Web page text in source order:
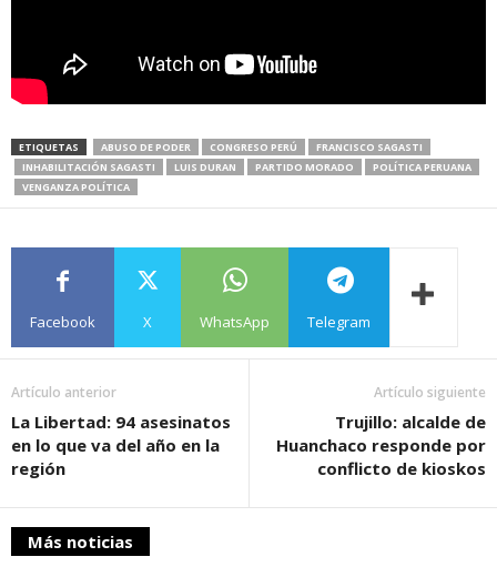
ETIQUETAS ABUSO DE PODER CONGRESO PERÚ
FRANCISCO SAGASTI
INHABILITACIÓN SAGASTI
LUIS DURAN PARTIDO MORADO
POLÍTICA PERUANA
VENGANZA POLÍTICA
Facebook X WhatsApp Telegram
Artículo anterior
La Libertad: 94 asesinatos
en lo que va del año en la
región
Artículo siguiente
Trujillo: alcalde de
Huanchaco responde por
conflicto de kioskos
Más noticias